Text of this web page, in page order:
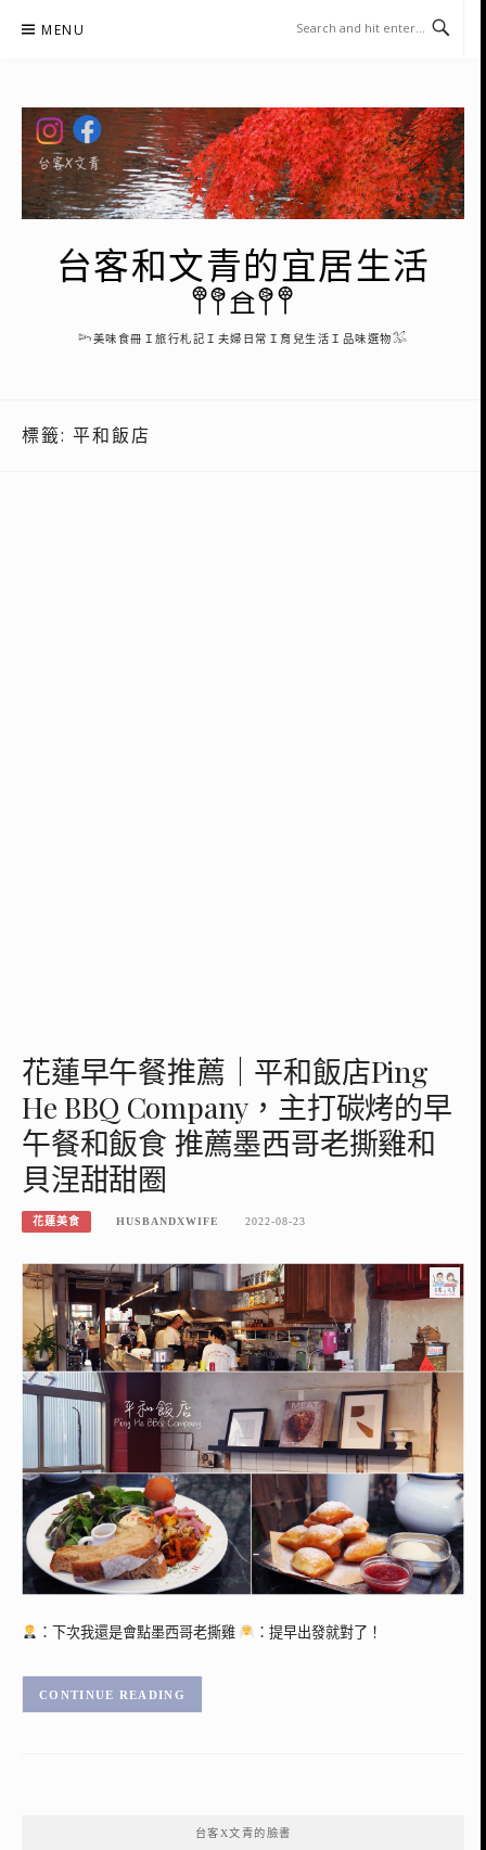
MENU
台客和文青的宜居生活
𖤣𖤥𖠿𖤥𖤣
𓆸美味食冊Ｉ旅行札記Ｉ夫婦日常Ｉ育兒生活Ｉ品味選物𓅮
標籤: 平和飯店
花蓮早午餐推薦｜平和飯店Ping
He BBQ Company，主打碳烤的早
午餐和飯食 推薦墨西哥老撕雞和
貝涅甜甜圈
花蓮美食 HUSBANDXWIFE 2022-08-23
：下次我還是會點墨西哥老撕雞 ：提早出發就對了！
CONTINUE READING
台客X文青的臉書